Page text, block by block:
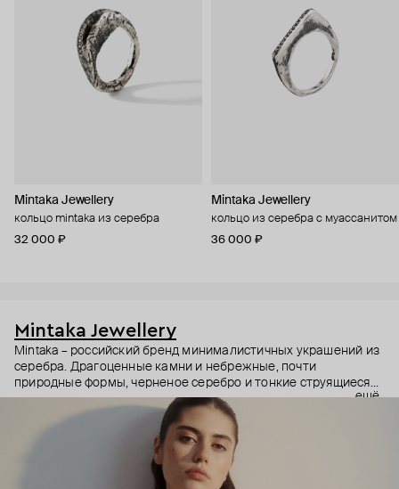
Mintaka Jewellery
кольцо mintaka из серебра
32 000 ₽
Mintaka Jewellery
кольцо из серебра с муассанитом
36 000 ₽
Mintaka Jewellery
Mintaka – российский бренд минималистичных украшений из
серебра. Драгоценные камни и небрежные, почти
природные формы, черненое серебро и тонкие струящиеся
цепи – в этих украшениях дизайнеры соединили силу и
нежность, авангардные детали и классический дизайн.
Какую часть вашего характера они подчеркнут? Выбор за
ещё